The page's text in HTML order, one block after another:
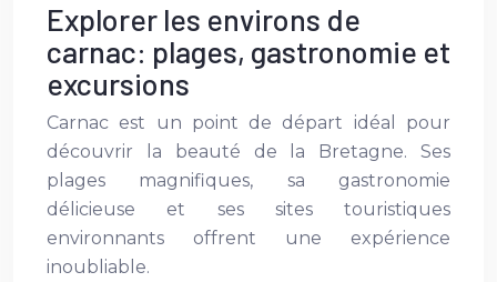
Explorer les environs de
carnac: plages, gastronomie et
excursions
Carnac est un point de départ idéal pour
découvrir la beauté de la Bretagne. Ses
plages magnifiques, sa gastronomie
délicieuse et ses sites touristiques
environnants offrent une expérience
inoubliable.